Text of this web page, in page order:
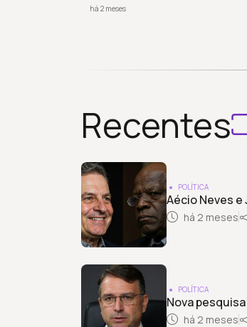
há 2 meses
Recentes
POLÍTICA
Aécio Neves
há 2 meses
POLÍTICA
Nova
há 2 meses